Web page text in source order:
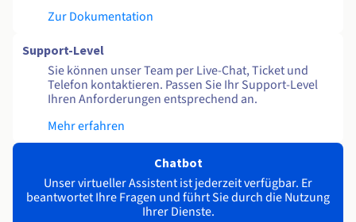
Zur Dokumentation
Support-Level
Sie können unser Team per Live-Chat, Ticket und
Telefon kontaktieren. Passen Sie Ihr Support-Level
Ihren Anforderungen entsprechend an.
Mehr erfahren
Chatbot
Unser virtueller Assistent ist jederzeit verfügbar. Er
beantwortet Ihre Fragen und führt Sie durch die Nutzung
Ihrer Dienste.